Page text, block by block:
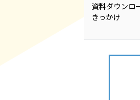
資料ダウンロ
きっかけ